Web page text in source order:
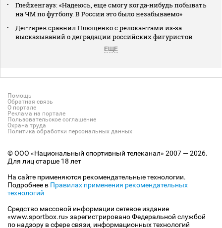
Глейхенгауз: «Надеюсь, еще смогу когда‑нибудь побывать
на ЧМ по футболу. В России это было незабываемо»
Дегтярев сравнил Плющенко с релокантами из‑за
высказываний о деградации российских фигуристов
ЕЩЕ
Помощь
Обратная связь
О портале
Реклама на портале
Пользовательское соглашение
Охрана труда
Политика обработки персональных данных
© ООО «Национальный спортивный телеканал» 2007 — 2026.
Для лиц старше 18 лет
На сайте применяются рекомендательные технологии.
Подробнее в Правилах применения рекомендательных
технологий
Средство массовой информации сетевое издание
«www.sportbox.ru» зарегистрировано Федеральной службой
по надзору в сфере связи, информационных технологий